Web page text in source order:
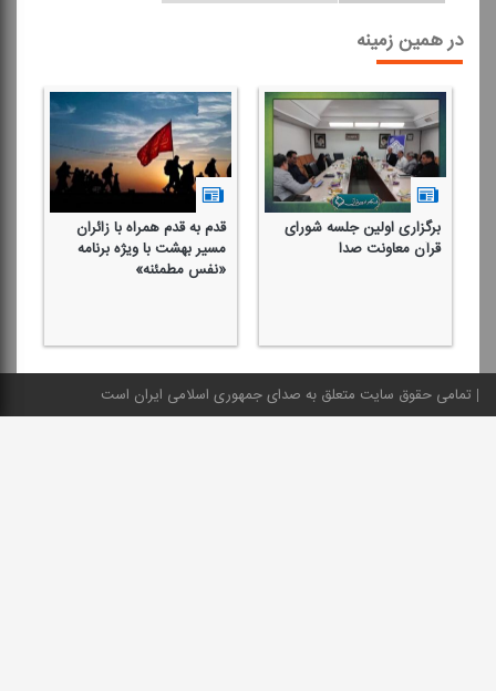
در همین زمینه
برگزاری اولین جلسه شورای
قرآن معاونت صدا
قدم به قدم همراه با زائران
مسیر بهشت با ویژه برنامه
«نفس مطمئنه»
تمامی حقوق سایت متعلق به صدای جمهوری اسلامی ایران است